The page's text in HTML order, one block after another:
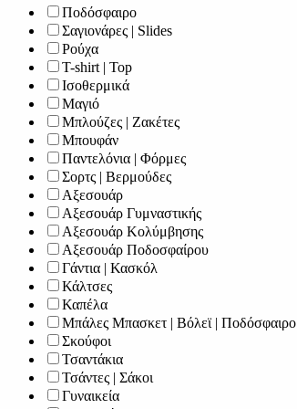
Ποδόσφαιρο
Σαγιονάρες | Slides
Ρούχα
T-shirt | Top
Ισοθερμικά
Μαγιό
Μπλούζες | Ζακέτες
Μπουφάν
Παντελόνια | Φόρμες
Σορτς | Βερμούδες
Αξεσουάρ
Αξεσουάρ Γυμναστικής
Αξεσουάρ Κολύμβησης
Αξεσουάρ Ποδοσφαίρου
Γάντια | Κασκόλ
Κάλτσες
Καπέλα
Μπάλες Μπασκετ | Βόλεϊ | Ποδόσφαιρο
Σκούφοι
Τσαντάκια
Τσάντες | Σάκοι
Γυναικεία